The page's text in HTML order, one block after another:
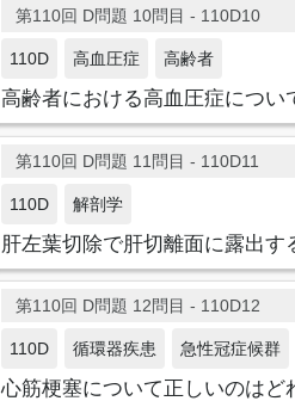
第110回 D問題 10問目 - 110D10
110D 高血圧症 高齢者
高齢者における高血圧症につい
第110回 D問題 11問目 - 110D11
110D 解剖学
肝左葉切除で肝切離面に露出す
第110回 D問題 12問目 - 110D12
110D 循環器疾患 急性冠症候群
心筋梗塞について正しいのはど